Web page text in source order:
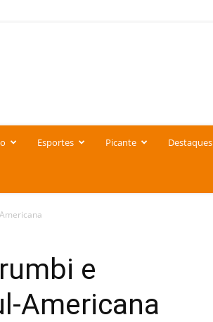
Esportes Picante Destaques
e
Americana